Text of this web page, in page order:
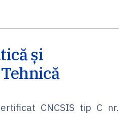
și
CNCSIS tip C nr.